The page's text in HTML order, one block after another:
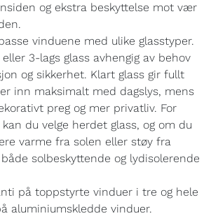
og ekstra beskyttelse mot vær
vinduene med ulike glasstyper.
3-lags glass avhengig av behov
og sikkerhet. Klart glass gir fullt
inn maksimalt med dagslys, mens
preg og mer privatliv. For
du velge herdet glass, og om du
varme fra solen eller støy fra
solbeskyttende og lydisolerende
på toppstyrte vinduer i tre og hele
aluminiumskledde vinduer.